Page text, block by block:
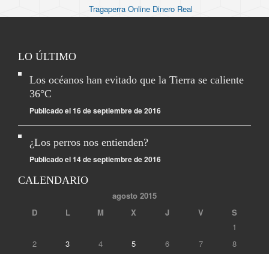
Tragaperra Online Dinero Real
LO ÚLTIMO
Los océanos han evitado que la Tierra se caliente
36°C
Publicado el 16 de septiembre de 2016
¿Los perros nos entienden?
Publicado el 14 de septiembre de 2016
CALENDARIO
agosto 2015
D
L M X J V S
1
2
3 4 5 6 7
8